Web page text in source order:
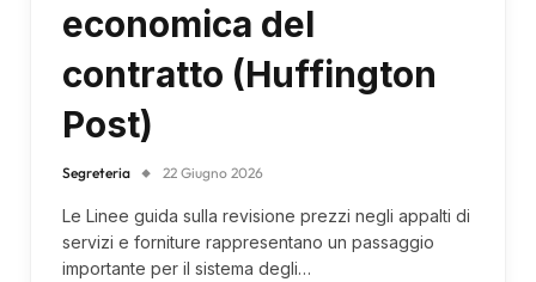
economica del
contratto (Huffington
Post)
Segreteria 22 Giugno 2026
Le Linee guida sulla revisione prezzi negli appalti di
servizi e forniture rappresentano un passaggio
importante per il sistema degli…